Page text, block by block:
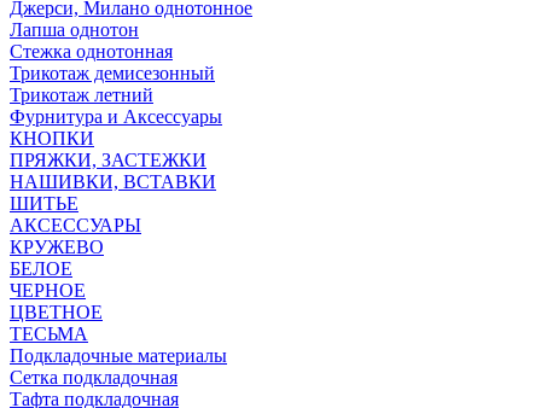
Джерси, Милано однотонное
Лапша однотон
Стежка однотонная
Трикотаж демисезонный
Трикотаж летний
Фурнитура и Аксессуары
КНОПКИ
ПРЯЖКИ, ЗАСТЕЖКИ
НАШИВКИ, ВСТАВКИ
ШИТЬЕ
АКСЕССУАРЫ
КРУЖЕВО
БЕЛОЕ
ЧЕРНОЕ
ЦВЕТНОЕ
ТЕСЬМА
Подкладочные материалы
Сетка подкладочная
Тафта подкладочная